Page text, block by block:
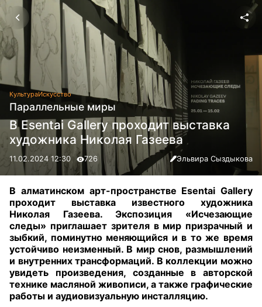
КультураИскусство
Параллельные миры
В Esentai Gallery проходит выставка
художника Николая Газеева
11.02.2024 12:30 726 Эльвира Сыздыкова
В алматинском арт-пространстве Esentai Gallery
проходит выставка известного художника
Николая Газеева. Экспозиция «Исчезающие
следы» приглашает зрителя в мир призрачный и
зыбкий, поминутно меняющийся и в то же время
устойчиво неизменный. В мир снов, размышлений
и внутренних трансформаций. В коллекции можно
увидеть произведения, созданные в авторской
технике масляной живописи, а также графические
работы и аудиовизуальную инсталляцию.